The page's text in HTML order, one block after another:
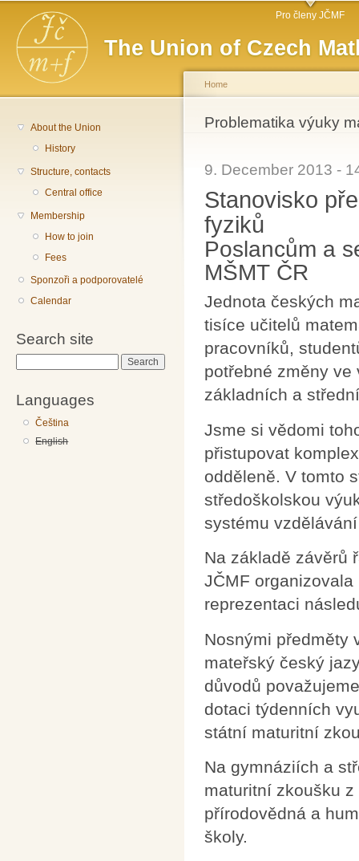
The Union of Czech
Main menu Pro členy JČMF
About the Union
History
Structure, contacts
Central office
Membership
How to join
Fees
Sponzoři a podporovatelé
Calendar
Search site
Languages
Čeština
English
You are here
Home
Problematika výuky
9. December 2013 -
Stanovisko
fyziků
Poslancům a
MŠMT ČR
Jednota českých
tisíce učitelů
pracovníků,
potřebné změny
základních a
Jsme si vědomi
přistupovat
odděleně. V tomto
středoškolskou
systému
Na základě závěrů
JČMF
reprezentaci
Nosnými předměty
mateřský český
důvodů
dotaci týdenních
státní maturitní
Na gymnáziích a
maturitní zkoušku
přírodovědná a
školy.